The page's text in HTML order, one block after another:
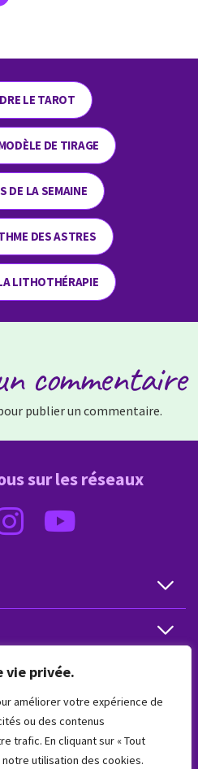
vie privée.
améliorer votre expérience de
ou des contenus
trafic. En cliquant sur « Tout
utilisation des cookies.
LE TAROT
DE TIRAGE
DE LA SEMAINE
DES ASTRES
LITHOTHÉRAPIE
commentaire
publier un commentaire.
sur les réseaux